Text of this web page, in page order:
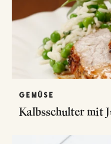
GEMÜSE
Kalbsschulter mit